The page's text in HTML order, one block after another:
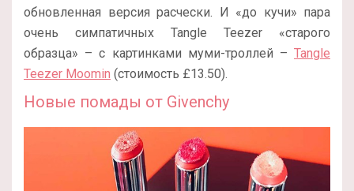
обновленная версия расчески. И «до кучи» пара
очень симпатичных Tangle Teezer «старого
образца» – с картинками муми-троллей – Tangle
Teezer Moomin (стоимость £13.50).
Новые помады от Givenchy